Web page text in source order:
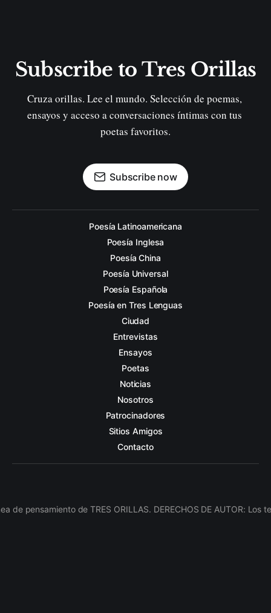
Subscribe to Tres Orillas
Cruza orillas. Lee el mundo. Selección de poemas,
ensayos y acceso a conversaciones íntimas con tus
poetas favoritos.
Subscribe now
Poesía Latinoamericana
Poesía Inglesa
Poesía China
Poesía Universal
Poesía Española
Poesía en Tres Lenguas
Ciudad
Entrevistas
Ensayos
Poetas
Noticias
Nosotros
Patrocinadores
Sitios Amigos
Contacto
pensamiento de TRES ORILLAS. DERECHOS DE